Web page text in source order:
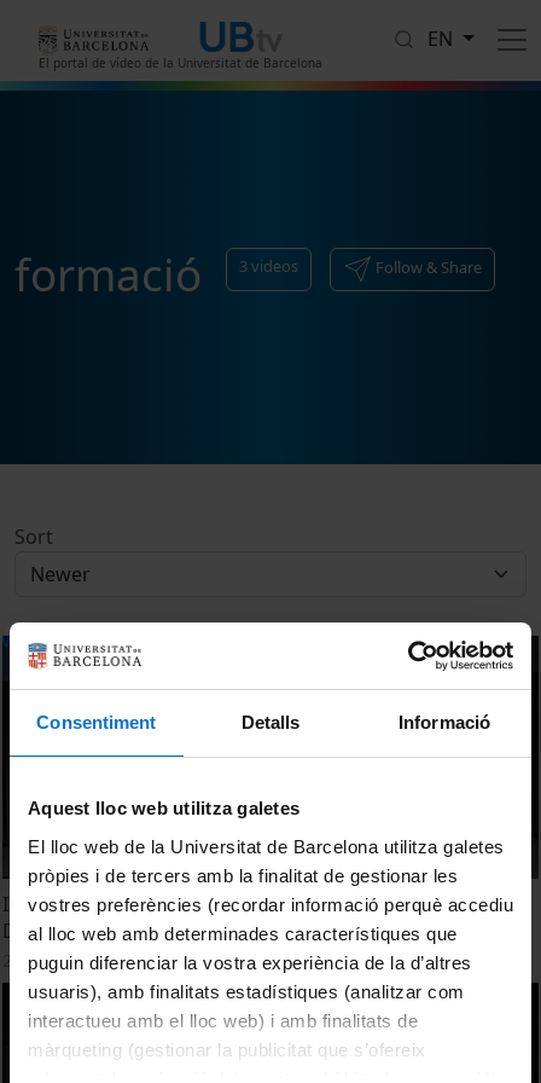
Consentiment Detalls Informació
Aquest lloc web utilitza galetes
El lloc web de la Universitat de Barcelona utilitza galetes
pròpies i de tercers amb la finalitat de gestionar les
vostres preferències (recordar informació perquè accediu
al lloc web amb determinades característiques que
puguin diferenciar la vostra experiència de la d’altres
usuaris), amb finalitats estadístiques (analitzar com
interactueu amb el lloc web) i amb finalitats de
màrqueting (gestionar la publicitat que s’ofereix
adequant-la en funció dels vostres hàbits de navegació).
El portal de vídeo de la Universitat de Barcelona
EN
formació 3videos Follow & Share
Sort
Implicació institucional sobre la Competència Digital
Docent a Catalunya
25 September, 2018